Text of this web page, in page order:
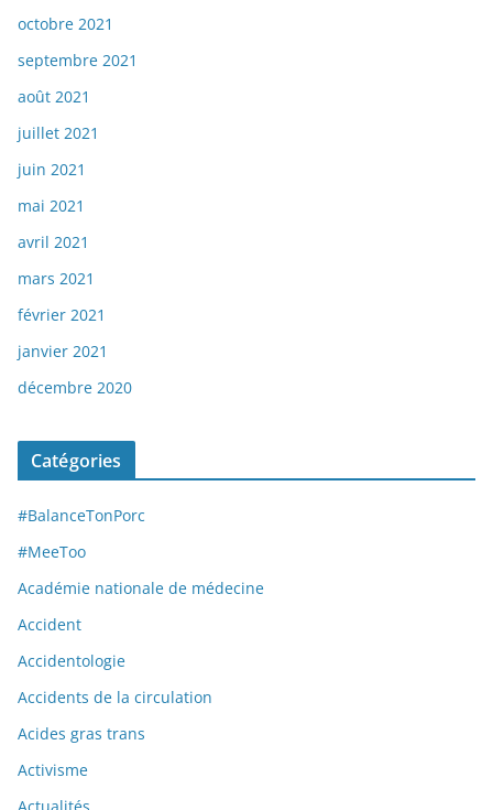
octobre 2021
septembre 2021
août 2021
juillet 2021
juin 2021
mai 2021
avril 2021
mars 2021
février 2021
janvier 2021
décembre 2020
Catégories
#BalanceTonPorc
#MeeToo
Académie nationale de médecine
Accident
Accidentologie
Accidents de la circulation
Acides gras trans
Activisme